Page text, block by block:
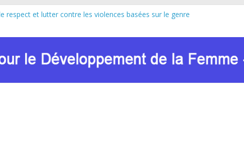
respect et lutter contre les violences basées sur le genre
Zaina, le CPD et RENADEF renforcent leur plaidoyer pour la paix et le
de lutte contre les VBG dans le contexte du VIH et des crises